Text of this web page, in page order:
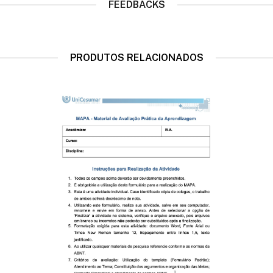
FEEDBACKS
PRODUTOS RELACIONADOS